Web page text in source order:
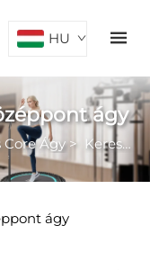
HU
ágy
Core Ágy> Kereskedelmi pilates középpont ágy
ágy